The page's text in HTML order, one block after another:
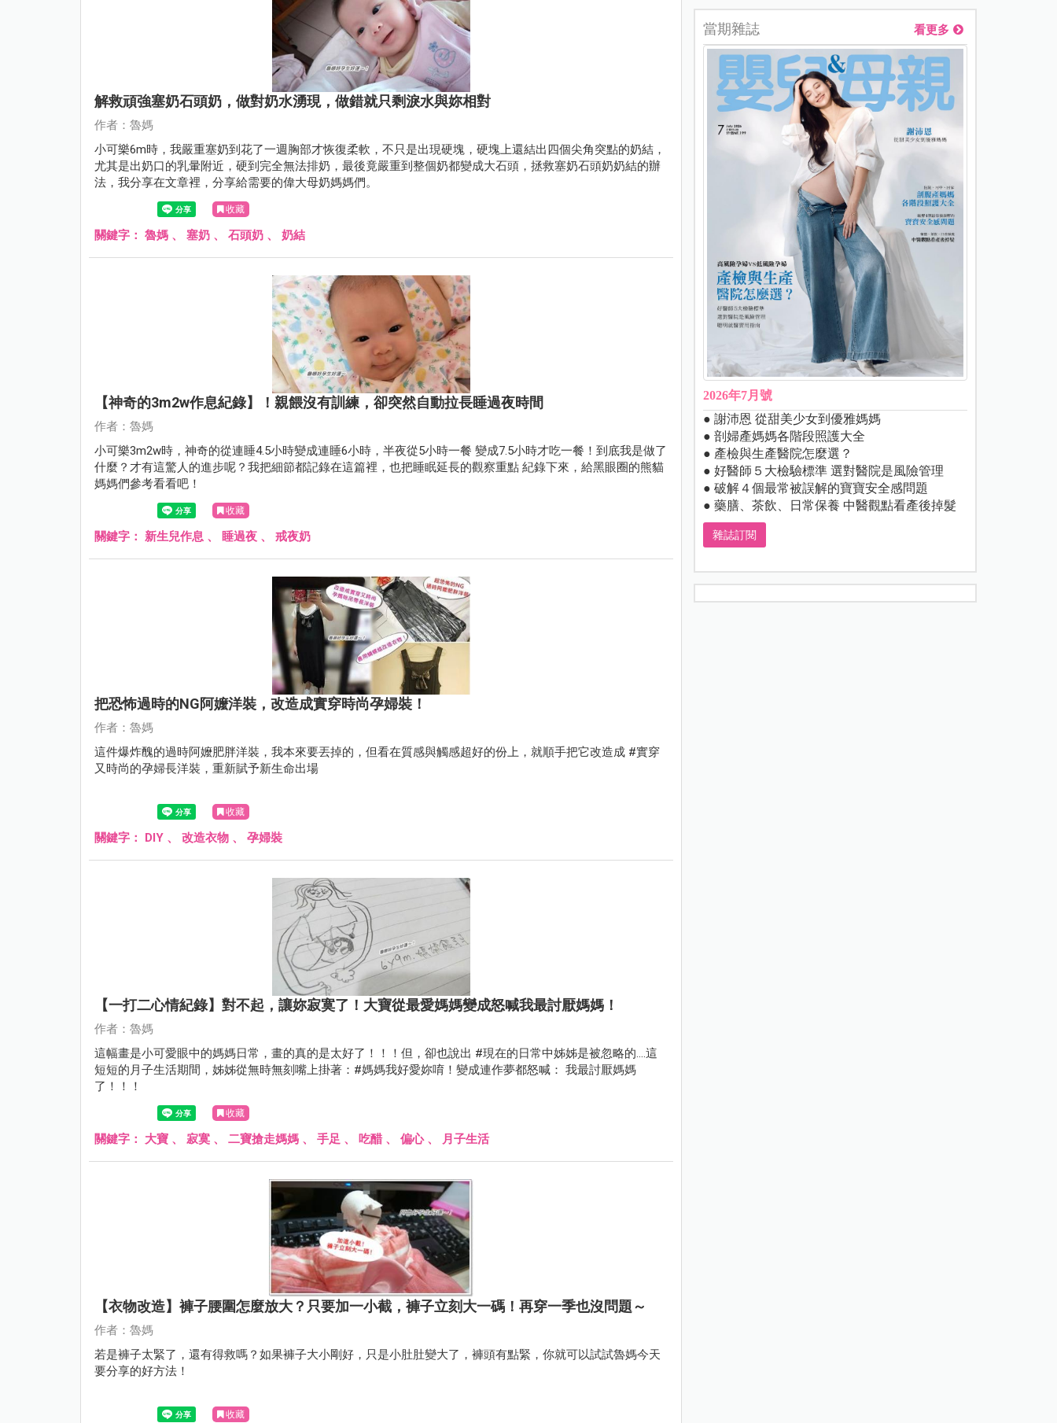
解救頑強塞奶石頭奶，做對奶水湧現，做錯就只剩淚水與妳相對
作者：魯媽
小可樂6m時，我嚴重塞奶到花了一週胸部才恢復柔軟，不只是出現硬塊，硬塊上還結出四個尖角突點的奶結，
尤其是出奶口的乳暈附近，硬到完全無法排奶，最後竟嚴重到整個奶都變成大石頭，拯救塞奶石頭奶奶結的辦
法，我分享在文章裡，分享給需要的偉大母奶媽媽們。
收藏
關鍵字： 魯媽 、 塞奶 、 石頭奶 、 奶結
【神奇的3m2w作息紀錄】！親餵沒有訓練，卻突然自動拉長睡過夜時間
作者：魯媽
小可樂3m2w時，神奇的從連睡4.5小時變成連睡6小時，半夜從5小時一餐 變成7.5小時才吃一餐！到底我是做了
什麼？才有這驚人的進步呢？我把細節都記錄在這篇裡，也把睡眠延長的觀察重點 紀錄下來，給黑眼圈的熊貓
媽媽們參考看看吧！
收藏
關鍵字： 新生兒作息 、 睡過夜 、 戒夜奶
把恐怖過時的NG阿嬤洋裝，改造成實穿時尚孕婦裝！
作者：魯媽
這件爆炸醜的過時阿嬤肥胖洋裝，我本來要丟掉的，但看在質感與觸感超好的份上，就順手把它改造成 #實穿
又時尚的孕婦長洋裝，重新賦予新生命出場
收藏
關鍵字： DIY 、 改造衣物 、 孕婦裝
【一打二心情紀錄】對不起，讓妳寂寞了！大寶從最愛媽媽變成怒喊我最討厭媽媽！
作者：魯媽
這幅畫是小可愛眼中的媽媽日常，畫的真的是太好了！！！但，卻也說出 #現在的日常中姊姊是被忽略的….這
短短的月子生活期間，姊姊從無時無刻嘴上掛著：#媽媽我好愛妳唷！變成連作夢都怒喊： 我最討厭媽媽
了！！！
收藏
關鍵字： 大寶 、 寂寞 、 二寶搶走媽媽 、 手足 、 吃醋、 偏心、 月子生活
【衣物改造】褲子腰圍怎麼放大？只要加一小截，褲子立刻大一碼！再穿一季也沒問題～
作者：魯媽
若是褲子太緊了，還有得救嗎？如果褲子大小剛好，只是小肚肚變大了，褲頭有點緊，你就可以試試魯媽今天
要分享的好方法！
收藏
當期雜誌 看更多
2026年7月號
● 謝沛恩 從甜美少女到優雅媽媽
● 剖婦產媽媽各階段照護大全
● 產檢與生產醫院怎麼選？
● 好醫師５大檢驗標準 選對醫院是風險管理
● 破解４個最常被誤解的寶寶安全感問題
● 藥膳、茶飲、日常保養 中醫觀點看產後掉髮
雜誌訂閱